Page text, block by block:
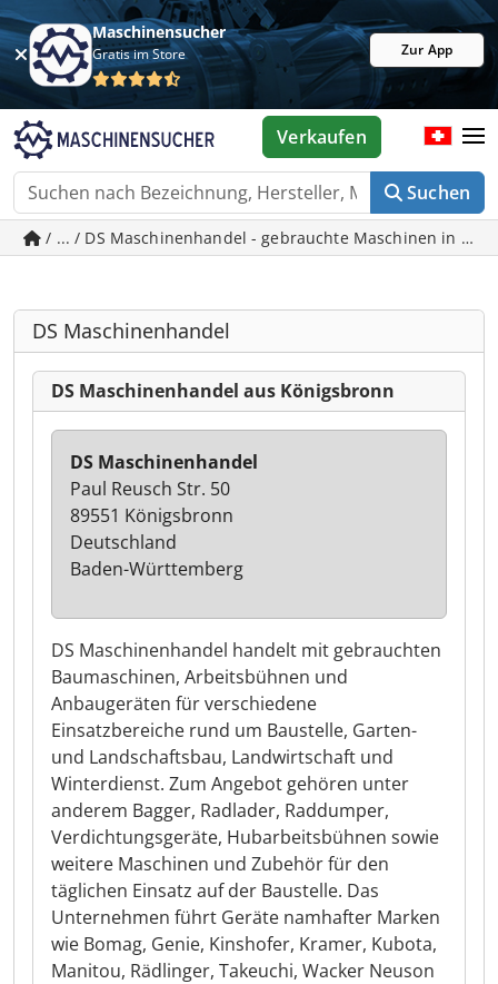
Maschinensucher
Gratis im Store Zur App
Suchen
Verkaufen
/ ... / DS Maschinenhandel - gebrauchte Maschinen in
DS Maschinenhandel
DS Maschinenhandel aus Königsbronn
DS Maschinenhandel handelt mit gebrauchten
Baumaschinen, Arbeitsbühnen und
Anbaugeräten für verschiedene
Einsatzbereiche rund um Baustelle, Garten-
und Landschaftsbau, Landwirtschaft und
Winterdienst. Zum Angebot gehören unter
anderem Bagger, Radlader, Raddumper,
Verdichtungsgeräte, Hubarbeitsbühnen sowie
weitere Maschinen und Zubehör für den
täglichen Einsatz auf der Baustelle. Das
Unternehmen führt Geräte namhafter Marken
wie Bomag, Genie, Kinshofer, Kramer, Kubota,
Manitou, Rädlinger, Takeuchi, Wacker Neuson
DS Maschinenhandel
Paul Reusch Str. 50
89551 Königsbronn
Deutschland
Baden-Württemberg